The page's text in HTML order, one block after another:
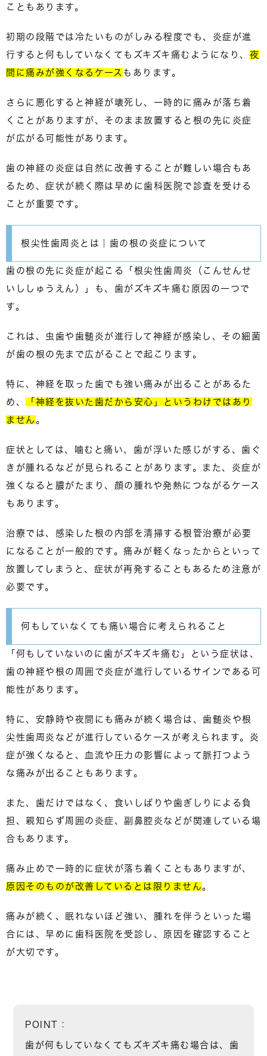
こともあります。
初期の段階では冷たいものがしみる程度でも、炎症が進
行すると何もしていなくてもズキズキ痛むようになり、 夜
間に痛みが強くなるケース もあります。
さらに悪化すると神経が壊死し、一時的に痛みが落ち着
くことがありますが、そのまま放置すると根の先に炎症
が広がる可能性があります。
歯の神経の炎症は自然に改善することが難しい場合もあ
るため、症状が続く際は 早めに歯科医院で診査を受ける
こと が重要です。
根尖性歯周炎とは｜歯の根の炎症について
歯の根の先に炎症が起こる
「根尖性歯周炎（こんせんせ
いししゅうえん）」
も、歯がズキズキ痛む原因の一つで
す。
これは、虫歯や歯髄炎が進行して神経が感染し、その細菌
が歯の根の先まで広がることで起こります。
特に、神経を取った歯でも強い痛みが出ることがあるた
め、
「神経を抜いた歯だから安心」というわけではあり
ません 。
症状としては、噛むと痛い、歯が浮いた感じがする、歯ぐ
きが腫れるなどが見られることがあります。また、炎症が
強くなると膿がたまり、顔の腫れや発熱につながるケース
もあります。
治療では、感染した根の内部を清掃する 根管治療が必要
になることが一般的 です。痛みが軽くなったからといって
放置してしまうと、症状が再発することもあるため注意が
必要です。
何もしていなくても痛い場合に考えられること
「何もしていないのに歯がズキズキ痛む」という症状は、
歯の神経や根の周囲で炎症が進行しているサイン である可
能性があります。
特に、安静時や夜間にも痛みが続く場合は、歯髄炎や根
尖性歯周炎などが進行しているケースが考えられます。炎
症が強くなると、血流や圧力の影響によって脈打つよう
な痛みが出ることもあります。
また、歯だけではなく、食いしばりや歯ぎしりによる負
担、親知らず周囲の炎症、副鼻腔炎などが関連している場
合もあります。
痛み止めで一時的に症状が落ち着くこともありますが、
原因そのものが改善しているとは限りません 。
痛みが続く、眠れないほど強い、腫れを伴うといった場
合には、 早めに歯科医院を受診し、原因を確認すること
が大切です。
POINT：
歯が何もしていなくてもズキズキ痛む場合は、 歯